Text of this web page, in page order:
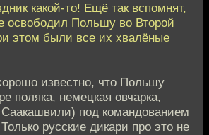
какой-то! Ещё так вспомнят,
освободил Польшу во Второй
этом были все их хвалёные
известно, что Польшу
поляка, немецкая овчарка,
Саакашвили) под командованием
русские дикари про это не